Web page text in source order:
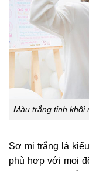
Màu trắng tinh khôi
Sơ mi trắng là
phù hợp với mọi